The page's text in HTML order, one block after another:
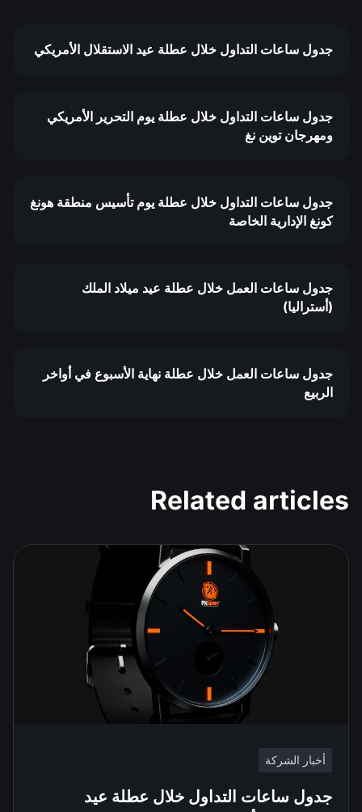
جدول ساعات التداول خلال عطلة عيد الاستقلال الأمريكي
جدول ساعات التداول خلال عطلة يوم التحرير الأمريكي
ومهرجان توين نغ
جدول ساعات التداول خلال عطلة يوم تأسيس منطقة هونغ
كونغ الإدارية الخاصة
جدول ساعات العمل خلال عطلة عيد ميلاد الملك
(أستراليا)
جدول ساعات العمل خلال عطلة نهاية الأسبوع في أواخر
الربيع
Related articles
أخبار الشركة
جدول ساعات التداول خلال عطلة عيد